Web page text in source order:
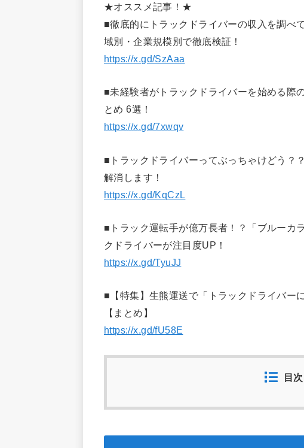
★オススメ記事！★
■徹底的にトラックドライバーの収入を調べ
域別・企業規模別で徹底検証！
https://x.gd/SzAaa
■未経験者がトラックドライバーを始める際
とめ 6選！
https://x.gd/7xwqv
■トラックドライバーってぶっちゃけどう？
解消します！
https://x.gd/KqCzL
■トラック運転手が億万長者！？「ブルーカ
クドライバーが注目度UP！
https://x.gd/TyuJJ
■【特集】生熊運送で「トラックドライバー
【まとめ】
https://x.gd/fU58E
目次